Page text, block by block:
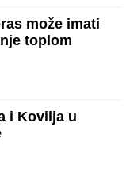
može imati
toplom
i Kovilja u